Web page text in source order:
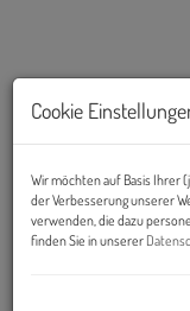
Beschreibung
Cookie
Wir möchten auf Basis Ihrer
der Verbesserung unserer
verwenden, die dazu
finden Sie in unserer